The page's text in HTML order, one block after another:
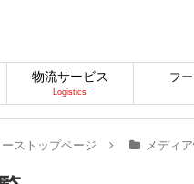
物流サービス
Logistics
フ
ストップページ メディ